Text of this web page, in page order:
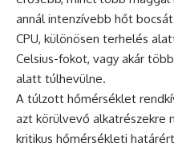
annál intenzívebb hőt
CPU, különösen terhelés
Celsius-fokot, vagy akár
alatt túlhevülne.
A túlzott hőmérséklet
azt körülvevő alkatrészekre
kritikus hőmérsékleti